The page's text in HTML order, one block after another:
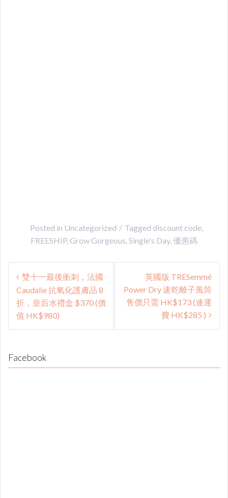
Posted in Uncategorized Tagged discount code
FREESHIP, Grow Gorgeous Single's Day, 優惠碼
Post
navigation
雙十一最後衝刺，法國
Caudalie 抗氧化護膚品 8
折，皇后水禮盒 $370 (價
值 HK$980)
英國版 TRESemmé
Power Dry 速乾離子風筒
售價只需 HK$173 (連運
費 HK$285 )
Facebook